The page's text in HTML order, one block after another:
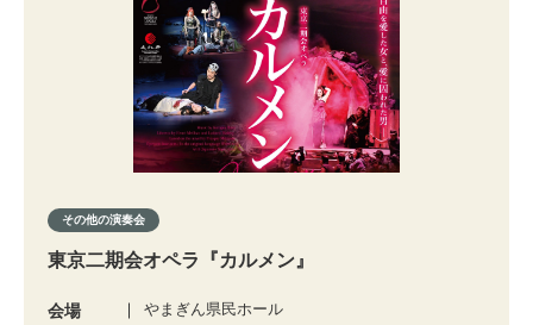
その他の演奏会
東京二期会オペラ『カルメン』
会場 やまぎん県民ホール